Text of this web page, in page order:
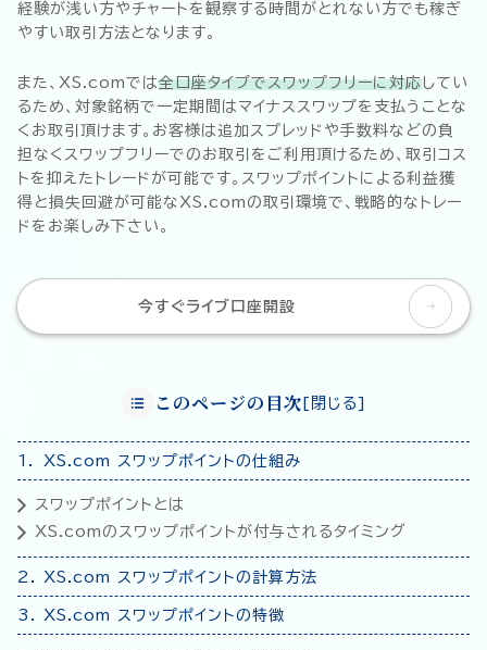
経験が浅い方やチャートを観察する時間がとれない方でも稼ぎ
やすい取引方法となります。
また、XS.comでは全口座タイプでスワップフリーに対応 してい
るため、対象銘柄で一定期間はマイナススワップを支払うことな
くお取引頂けます。お客様は追加スプレッドや手数料などの負
担なくスワップフリーでのお取引をご利用頂けるため、取引コス
トを抑えたトレードが可能です。スワップポイントによる利益獲
得と損失回避が可能なXS.comの取引環境で、戦略的なトレー
ドをお楽しみ下さい。
今すぐライブ口座開設
このページの目次 [ 閉じる]
XS.com スワップポイントの仕組み
スワップポイントとは
XS.comのスワップポイントが付与されるタイミング
XS.com スワップポイントの計算方法
XS.com スワップポイントの特徴